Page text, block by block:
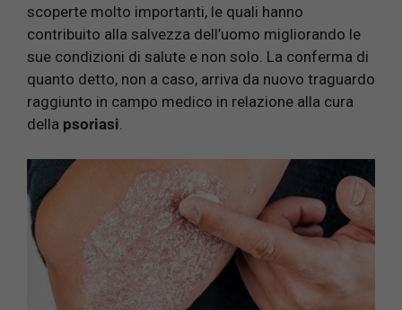
scoperte molto importanti, le quali hanno
contribuito alla salvezza dell’uomo migliorando le
sue condizioni di salute e non solo. La conferma di
quanto detto, non a caso, arriva da nuovo traguardo
raggiunto in campo medico in relazione alla cura
della psoriasi.